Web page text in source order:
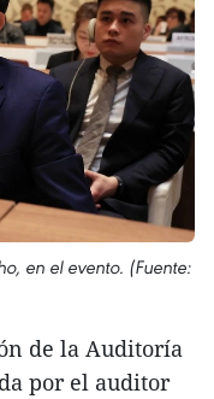
en el evento. (Fuente:
de la Auditoría
por el auditor